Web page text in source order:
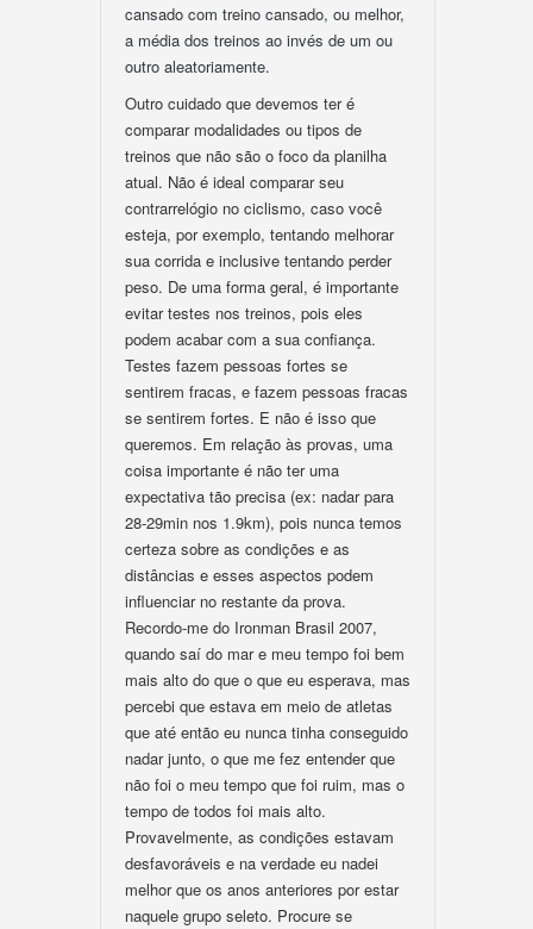
cansado com treino cansado, ou melhor,
a média dos treinos ao invés de um ou
outro aleatoriamente.
Outro cuidado que devemos ter é
comparar modalidades ou tipos de
treinos que não são o foco da planilha
atual. Não é ideal comparar seu
contrarrelógio no ciclismo, caso você
esteja, por exemplo, tentando melhorar
sua corrida e inclusive tentando perder
peso. De uma forma geral, é importante
evitar testes nos treinos, pois eles
podem acabar com a sua confiança.
Testes fazem pessoas fortes se
sentirem fracas, e fazem pessoas fracas
se sentirem fortes. E não é isso que
queremos. Em relação às provas, uma
coisa importante é não ter uma
expectativa tão precisa (ex: nadar para
28-29min nos 1.9km), pois nunca temos
certeza sobre as condições e as
distâncias e esses aspectos podem
influenciar no restante da prova.
Recordo-me do Ironman Brasil 2007,
quando saí do mar e meu tempo foi bem
mais alto do que o que eu esperava, mas
percebi que estava em meio de atletas
que até então eu nunca tinha conseguido
nadar junto, o que me fez entender que
não foi o meu tempo que foi ruim, mas o
tempo de todos foi mais alto.
Provavelmente, as condições estavam
desfavoráveis e na verdade eu nadei
melhor que os anos anteriores por estar
naquele grupo seleto. Procure se